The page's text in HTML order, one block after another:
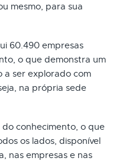
mesmo, para sua
60.490 empresas
o que demonstra um
ser explorado com
na própria sede
conhecimento, o que
os lados, disponível
nas empresas e nas